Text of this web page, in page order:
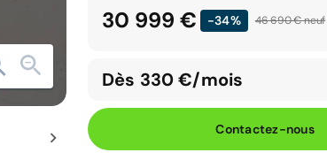
30 999 € -34% 46 690 €neuf
Dès 330 €/mois
Contactez-nous